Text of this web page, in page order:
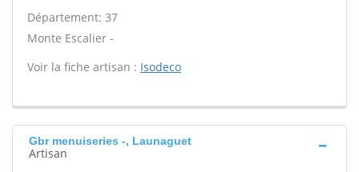
Département: 37
Monte Escalier -
Voir la fiche artisan : Isodeco
Gbr menuiseries -, Launaguet
Artisan